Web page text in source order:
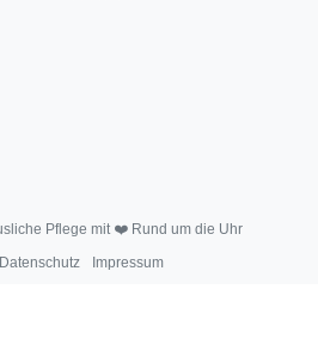
Pflege mit ❤️ Rund um die Uhr
Datenschutz Impressum